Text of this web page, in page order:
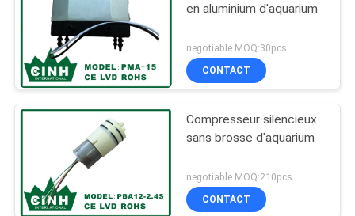
en aluminium d'aquarium
negotiable MOQ:30pcs
CONTACT
Compresseur silencieux
sans brosse d'aquarium
negotiable MOQ:210pcs
CONTACT